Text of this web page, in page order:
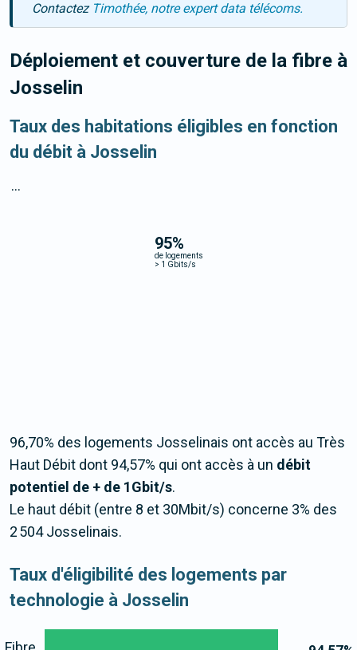
Contactez Timothée, notre expert data télécoms.
Déploiement et couverture de la fibre à
Josselin
Taux des habitations éligibles en fonction
du débit à Josselin
95%
de logements
> 1 Gbits/s
...
96,70% des logements Josselinais ont accès au Très
Haut Débit dont 94,57% qui ont accès à un débit
potentiel de + de 1Gbit/s.
Le haut débit (entre 8 et 30Mbit/s) concerne 3% des
2 504 Josselinais.
Taux d'éligibilité des logements par
technologie à Josselin